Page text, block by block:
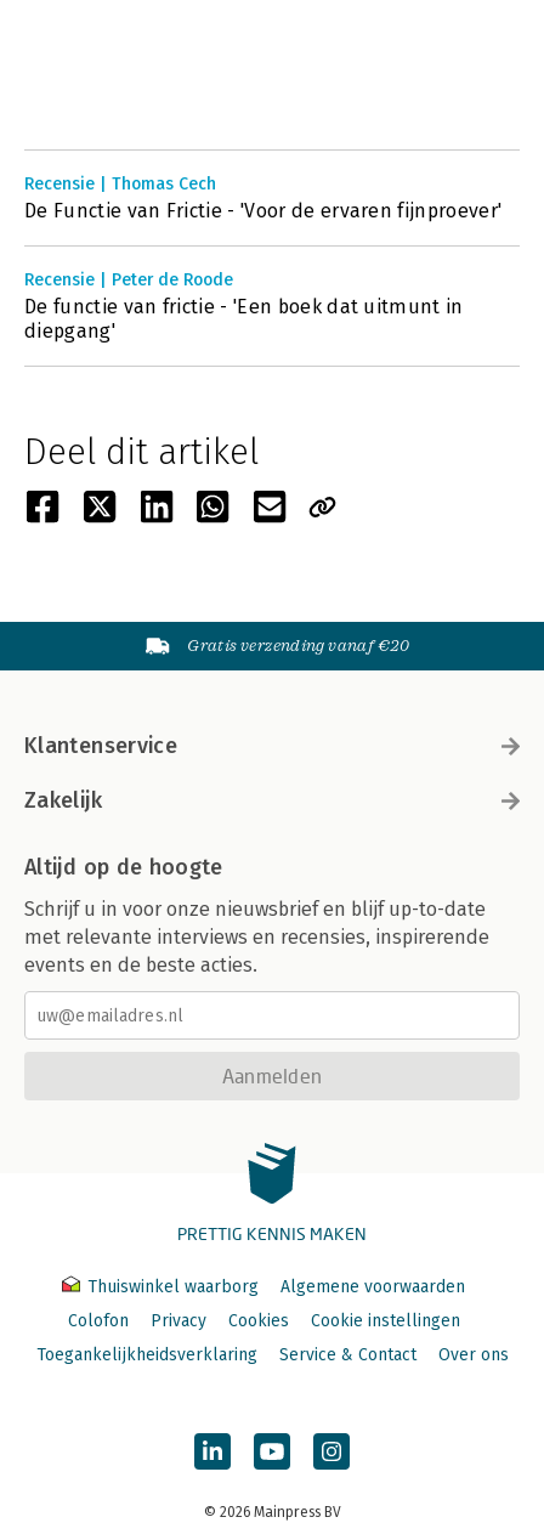
Recensie | Thomas Cech
De Functie van Frictie - 'Voor de ervaren fijnproever'
Recensie | Peter de Roode
De functie van frictie - 'Een boek dat uitmunt in
diepgang'
Deel dit artikel
Gratis verzending vanaf €20
Klantenservice
Zakelijk
Altijd op de hoogte
Schrijf u in voor onze nieuwsbrief en blijf up-to-date
met relevante interviews en recensies, inspirerende
events en de beste acties.
Aanmelden
PRETTIG KENNIS MAKEN
Thuiswinkel waarborg
Algemene voorwaarden
Colofon
Privacy Cookies
Cookie instellingen
Toegankelijkheidsverklaring
Service & Contact Over ons
© 2026 Mainpress BV